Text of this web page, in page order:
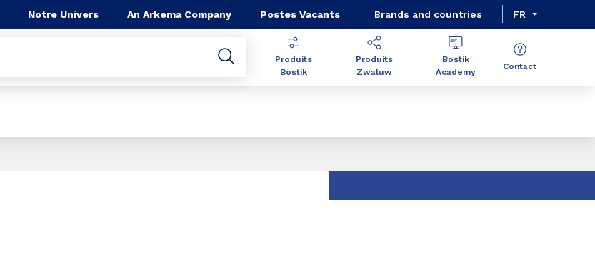
Notre Univers An Arkema Company Postes Vacants Brands and countries FR
Produits
Bostik
Produits
Zwaluw
Bostik
Academy
Contact